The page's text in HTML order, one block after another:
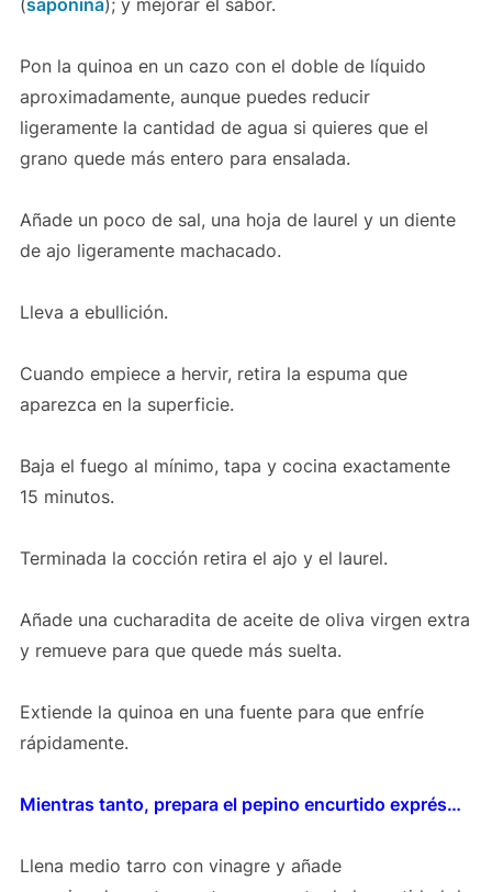
Pon la quinoa en un cazo con el doble de líquido
aproximadamente, aunque puedes reducir
ligeramente la cantidad de agua si quieres que el
grano quede más entero para ensalada.
Añade un poco de sal, una hoja de laurel y un diente
de ajo ligeramente machacado.
Lleva a ebullición.
Cuando empiece a hervir, retira la espuma que
aparezca en la superficie.
Baja el fuego al mínimo, tapa y cocina exactamente
15 minutos.
Terminada la cocción retira el ajo y el laurel.
Añade una cucharadita de aceite de oliva virgen extra
y remueve para que quede más suelta.
Extiende la quinoa en una fuente para que enfríe
rápidamente.
Mientras tanto, prepara el pepino encurtido exprés…
Llena medio tarro con vinagre y añade